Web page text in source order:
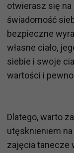
otwierasz się
świadomość
bezpieczne
własne ciało,
siebie i swoje
wartości i
Dlatego, warto
utęsknieniem
zajęcia tanecze